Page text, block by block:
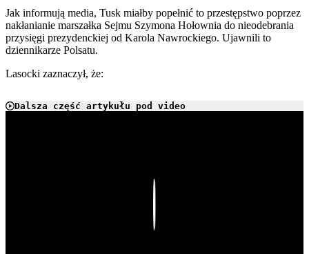
Jak informują media, Tusk miałby popełnić to przestępstwo poprzez
nakłanianie marszałka Sejmu Szymona Hołownia do nieodebrania
przysięgi prezydenckiej od Karola Nawrockiego. Ujawnili to
dziennikarze Polsatu.
Lasocki zaznaczył, że:
Dalsza część artykułu pod video